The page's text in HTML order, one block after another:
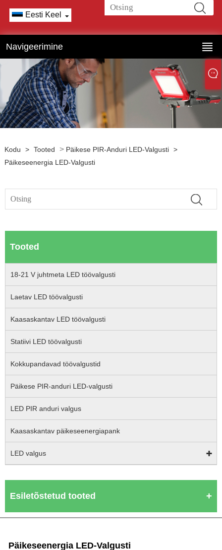
Eesti Keel
Navigeerimine
Kodu > Tooted > Päikese PIR-Anduri LED-Valgusti >
Päikeseenergia LED-Valgusti
Tooted
18-21 V juhtmeta LED töövalgusti
Laetav LED töövalgusti
Kaasaskantav LED töövalgusti
Statiivi LED töövalgusti
Kokkupandavad töövalgustid
Päikese PIR-anduri LED-valgusti
LED PIR anduri valgus
Kaasaskantav päikeseenergiapank
LED valgus
Esiletõstetud tooted
Päikeseenergia LED-Valgusti